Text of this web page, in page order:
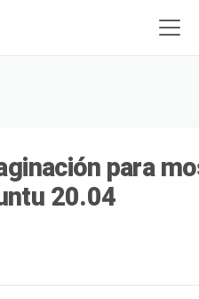
para
20.04